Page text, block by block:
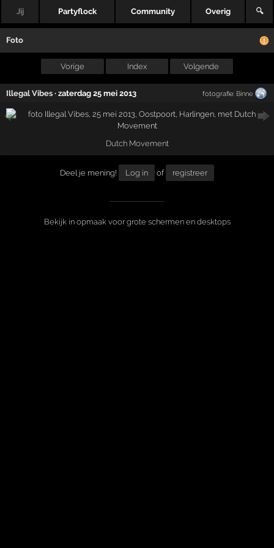
Jij Partyflock Community Overig 🔍
Foto
Vorige Index Volgende
Illegal Vibes ·zaterdag 25 mei 2013 fotografie: Binne
Dutch Movement
Deel je mening! Log in of registreer
Bekijk in opmaak voor grote schermen en desktops